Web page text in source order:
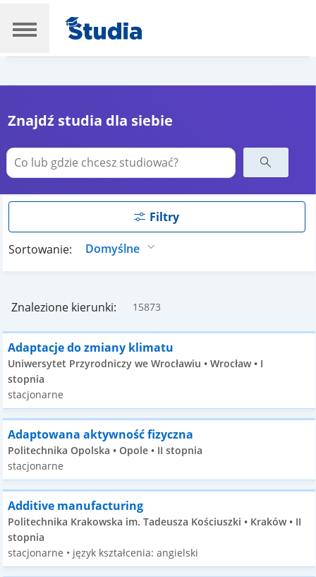
Znajdź studia dla siebie
Filtry
Sortowanie:
Znalezione kierunki: 15873
Adaptacje do zmiany klimatu
Uniwersytet Przyrodniczy we Wrocławiu • Wrocław • I
stopnia
stacjonarne
Adaptowana aktywność fizyczna
Politechnika Opolska • Opole • II stopnia
stacjonarne
Additive manufacturing
Politechnika Krakowska im. Tadeusza Kościuszki • Kraków • II
stopnia
stacjonarne • język kształcenia: angielski